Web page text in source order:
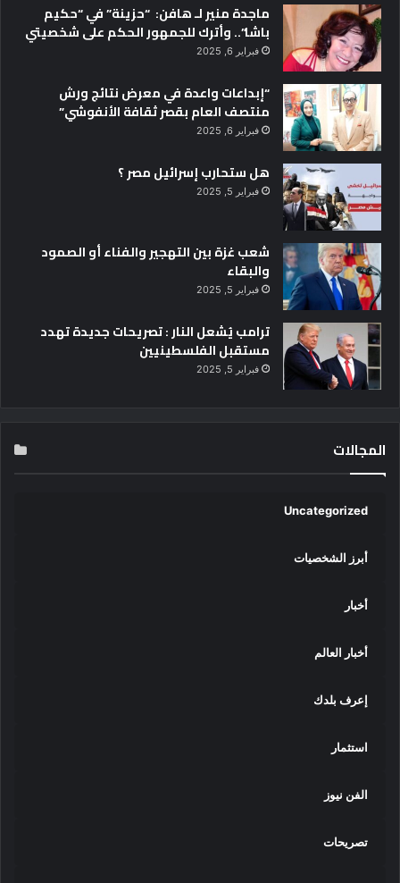
ماجدة منير لـ هافن: “حزينة” في “حكيم
باشا”.. وأترك للجمهور الحكم على شخصيتي
فبراير 6, 2025
“إبداعات واعدة في معرض نتائج ورش
منتصف العام بقصر ثقافة الأنفوشي”
فبراير 6, 2025
هل ستحارب إسرائيل مصر ؟
فبراير 5, 2025
شعب غزة بين التهجير والفناء أو الصمود
والبقاء
فبراير 5, 2025
ترامب يُشعل النار : تصريحات جديدة تهدد
مستقبل الفلسطينيين
فبراير 5, 2025
المجالات
Uncategorized
أبرز الشخصيات
أخبار
أخبار العالم
إعرف بلدك
استثمار
الفن نيوز
تصريحات